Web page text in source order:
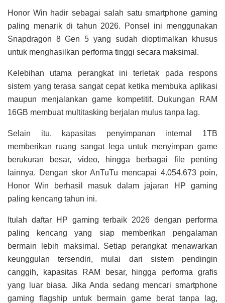
Honor Win hadir sebagai salah satu smartphone gaming
paling menarik di tahun 2026. Ponsel ini menggunakan
Snapdragon 8 Gen 5 yang sudah dioptimalkan khusus
untuk menghasilkan performa tinggi secara maksimal.
Kelebihan utama perangkat ini terletak pada respons
sistem yang terasa sangat cepat ketika membuka aplikasi
maupun menjalankan game kompetitif. Dukungan RAM
16GB membuat multitasking berjalan mulus tanpa lag.
Selain itu, kapasitas penyimpanan internal 1TB
memberikan ruang sangat lega untuk menyimpan game
berukuran besar, video, hingga berbagai file penting
lainnya. Dengan skor AnTuTu mencapai 4.054.673 poin,
Honor Win berhasil masuk dalam jajaran HP gaming
paling kencang tahun ini.
Itulah daftar HP gaming terbaik 2026 dengan performa
paling kencang yang siap memberikan pengalaman
bermain lebih maksimal. Setiap perangkat menawarkan
keunggulan tersendiri, mulai dari sistem pendingin
canggih, kapasitas RAM besar, hingga performa grafis
yang luar biasa. Jika Anda sedang mencari smartphone
gaming flagship untuk bermain game berat tanpa lag,